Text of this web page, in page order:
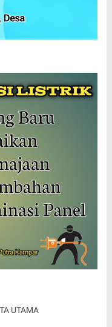
UTAMA